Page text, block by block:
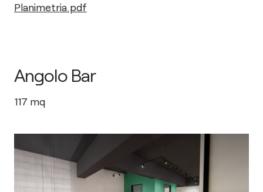
Planimetria.pdf
Angolo Bar
117 mq